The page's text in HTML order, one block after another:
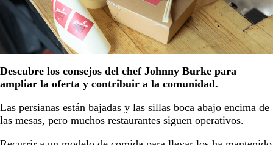
Descubre los consejos del chef Johnny Burke para
ampliar la oferta y contribuir a la comunidad.
Las persianas están bajadas y las sillas boca abajo encima de
las mesas, pero muchos restaurantes siguen operativos.